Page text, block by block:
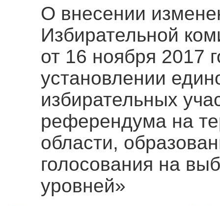
О внесении
Избирательной
от 16 ноября 2017
установлении
избирательных
референдума на
области,
голосования на
уровней»